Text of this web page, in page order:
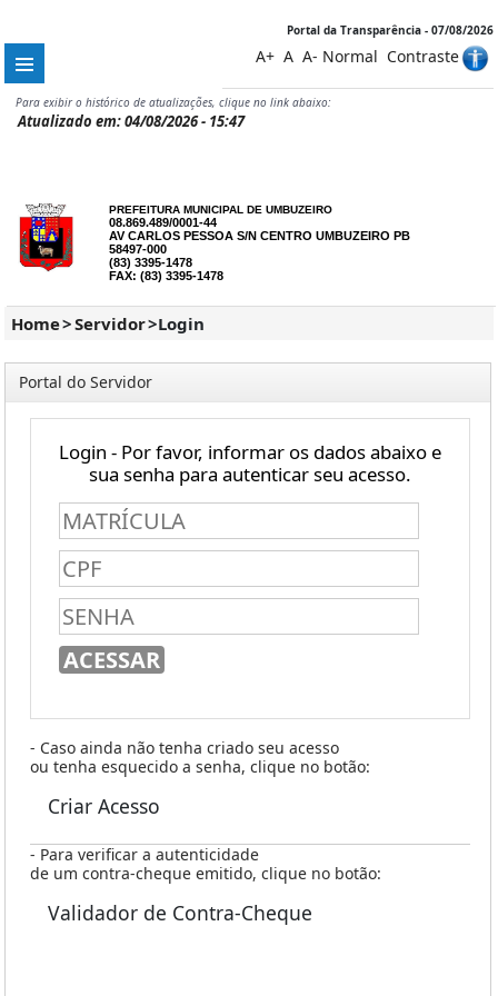
Portal da Transparência - 07/08/2026
A+ A A- Normal Contraste
Para exibir o histórico de atualizações, clique no link abaixo:
Atualizado em: 04/08/2026 - 15:47
PREFEITURA MUNICIPAL DE UMBUZEIRO
08.869.489/0001-44
AV CARLOS PESSOA S/N CENTRO UMBUZEIRO PB
58497-000
(83) 3395-1478
FAX: (83) 3395-1478
Home>Servidor>Login
Portal do Servidor
Login - Por favor, informar os dados abaixo e
sua senha para autenticar seu acesso.
- Caso ainda não tenha criado seu acesso
ou tenha esquecido a senha, clique no botão:
Criar Acesso
- Para verificar a autenticidade
de um contra-cheque emitido, clique no botão:
Validador de Contra-Cheque